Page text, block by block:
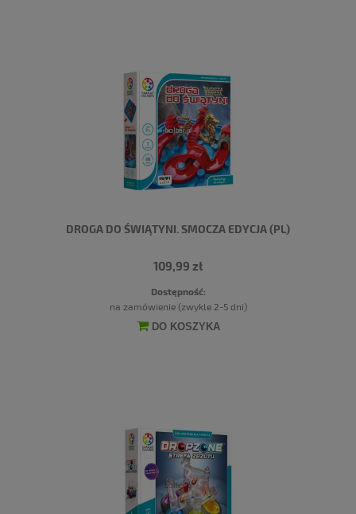
DROGA DO ŚWIĄTYNI. SMOCZA EDYCJA (PL)
109,99 zł
Dostępność:
na zamówienie (zwykle 2-5 dni)
DO KOSZYKA